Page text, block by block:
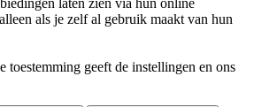
laten zien via hun online
als je zelf al gebruik maakt van hun
toestemming geeft de instellingen en ons